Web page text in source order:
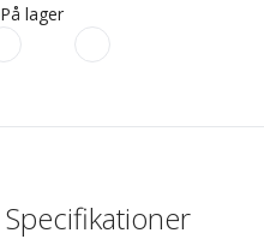
På lager
Specifikationer